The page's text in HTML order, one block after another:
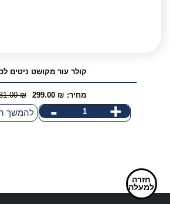
קולר עור מקושט ניטים
מחיר: ₪
המחיר
המקורי
299.00 ₪
המחיר
הנוכחי
+
כמות
- להמשך
חזרה
למעלה